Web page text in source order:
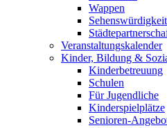
Wappen
Veranstaltungskalender
Kinder, Bildung &
Kinderbetreuung
Schulen
Für Jugendliche
Kinderspielplätze
Senioren-